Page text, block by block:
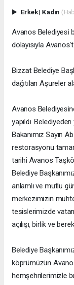
Erkek| Kadın
Avanos Belediyesi
dolayısıyla
Bizzat Belediye
dağıtılan Aşureler
Avanos
yapıldı.
Bakanımız Sayın
restorasyonu
tarihi Avanos
Belediye
anlamlı ve mutlu
merkezimizin
tesislerimizde
açılışı, birlik ve
Belediye
köprümüzün
hemşehrilerimizle